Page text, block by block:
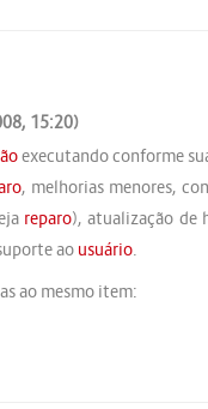
15:20)
executando conforme
, melhorias menores,
reparo), atualização de
ao usuário.
ao mesmo item: